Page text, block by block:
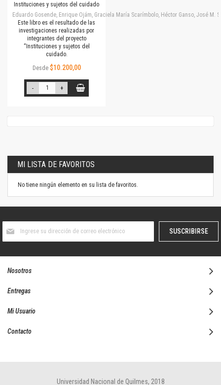
Instituciones y sujetos del cuidado
Eduardo Gosende, Enrique Ojám, Graciela María Scarímbolo, Héctor Ganso, José
Este libro es el resultado de las
investigaciones realizadas por
integrantes del proyecto
“Instituciones y sujetos del
cuidado.
Desde $10.200,00
- +
MI LISTA DE FAVORITOS
No tiene ningún elemento en su lista de favoritos.
boletín
SUSCRIBIRSE
Nosotros
Entregas
Mi Usuario
Contacto
Universidad Nacional de Quilmes, 2018